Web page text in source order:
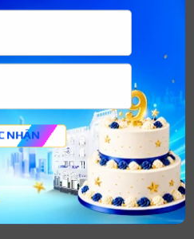
đỏ nhưng lại không hợp với
sản phẩm đó cũng không có
phấn phủ hot nhất
và không biết nên lựa
sản phẩm phấn nền nào, hãy
tên dưới đây trong cách chọn
NHẬN